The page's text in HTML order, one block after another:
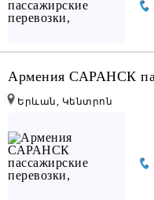
Армения САРАНСК
Երևան, Կենտրոն